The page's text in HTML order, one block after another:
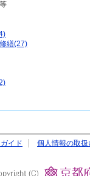
繕(27)
イド 個人情報の取扱